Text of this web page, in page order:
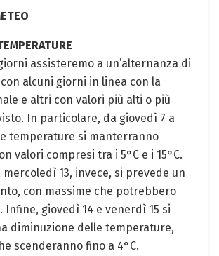
assisteremo a un’alternanza di
alcuni giorni in linea con la
e altri con valori più alti o più
In particolare, da giovedì 7 a
temperature si manterranno
valori compresi tra i 5°C e i 15°C.
mercoledì 13, invece, si prevede un
con massime che potrebbero
Infine, giovedì 14 e venerdì 15 si
diminuzione delle temperature,
scenderanno fino a 4°C.